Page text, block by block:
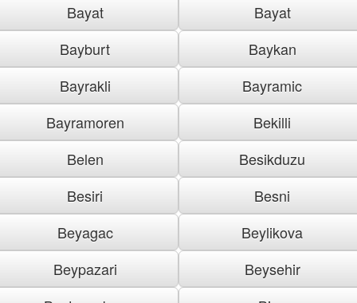
Bayat
Bayat
Bayburt
Baykan
Bayrakli
Bayramic
Bayramoren
Bekilli
Belen
Besikduzu
Besiri
Besni
Beyagac
Beylikova
Beypazari
Beysehir